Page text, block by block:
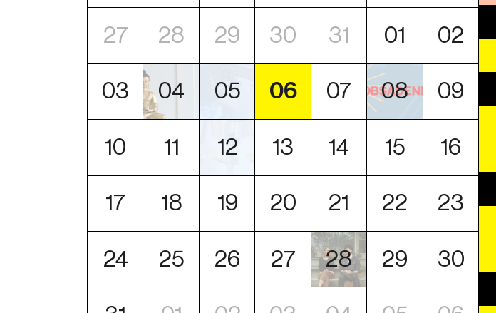
27 28 29 30 31 01 02
03 04 05 06 07 08 09
10 11 12 13 14 15 16
17 18 19 20 21 22 23
24 25 26 27 28 29 30